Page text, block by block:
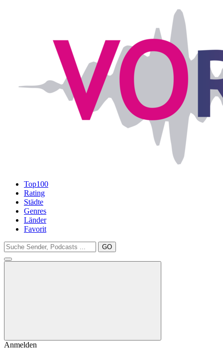
Top100
Rating
Städte
Genres
Länder
Favorit
GO
Anmelden